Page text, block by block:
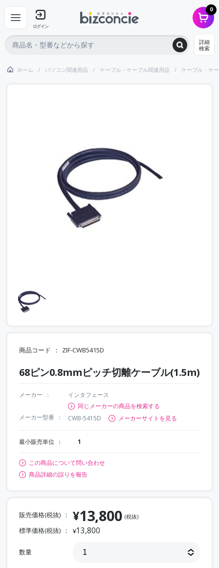
ログイン
0
詳細
検索
ホーム パソコン関連用品 ケーブル・ケーブル関連用品 ケーブル・ケ
商品コード ZIF-CWB5415D
68ピン0.8mmピッチ切離ケーブル(1.5m)
メーカー
インタフェース
同じメーカーの商品を検索する
メーカー型番
CWB-5415D メーカーサイトを見る
最小販売単位 1
この商品について問い合わせ
商品詳細の誤りを報告
販売価格(税抜) ¥13,800 (税抜)
標準価格(税抜) ¥13,800
数量